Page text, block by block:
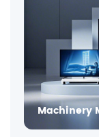
Machinery